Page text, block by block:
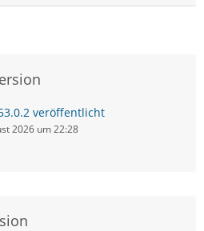
veröffentlicht
2026 um 22:28